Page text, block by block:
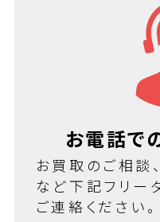
お電話で
お買取のご相談
など下記フリー
ご連絡ください。